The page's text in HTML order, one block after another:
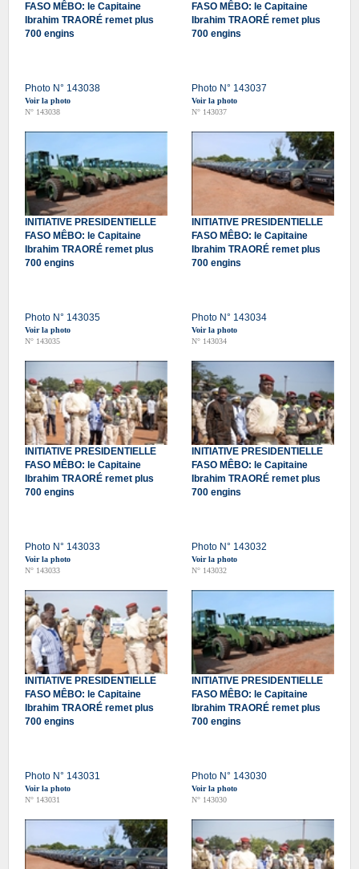
FASO MÊBO: le Capitaine
Ibrahim TRAORÉ remet plus
700 engins
Photo N° 143038
Voir la photo
N° 143038
FASO MÊBO: le Capitaine
Ibrahim TRAORÉ remet plus
700 engins
Photo N° 143037
Voir la photo
N° 143037
INITIATIVE PRESIDENTIELLE
FASO MÊBO: le Capitaine
Ibrahim TRAORÉ remet plus
700 engins
Photo N° 143035
Voir la photo
N° 143035
INITIATIVE PRESIDENTIELLE
FASO MÊBO: le Capitaine
Ibrahim TRAORÉ remet plus
700 engins
Photo N° 143034
Voir la photo
N° 143034
INITIATIVE PRESIDENTIELLE
FASO MÊBO: le Capitaine
Ibrahim TRAORÉ remet plus
700 engins
Photo N° 143033
Voir la photo
N° 143033
INITIATIVE PRESIDENTIELLE
FASO MÊBO: le Capitaine
Ibrahim TRAORÉ remet plus
700 engins
Photo N° 143032
Voir la photo
N° 143032
INITIATIVE PRESIDENTIELLE
FASO MÊBO: le Capitaine
Ibrahim TRAORÉ remet plus
700 engins
Photo N° 143031
Voir la photo
N° 143031
INITIATIVE PRESIDENTIELLE
FASO MÊBO: le Capitaine
Ibrahim TRAORÉ remet plus
700 engins
Photo N° 143030
Voir la photo
N° 143030